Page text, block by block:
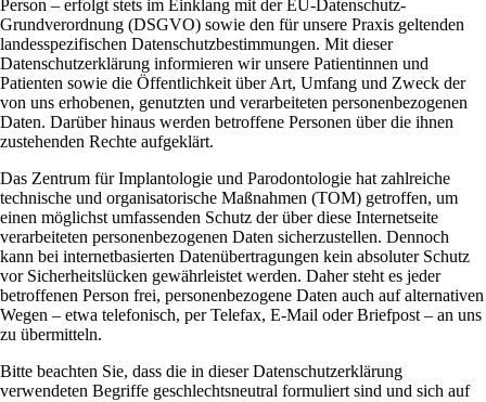
Person – erfolgt stets im Einklang mit der EU-Datenschutz-
Grundverordnung (DSGVO) sowie den für unsere Praxis geltenden
landesspezifischen Datenschutzbestimmungen. Mit dieser
Datenschutzerklärung informieren wir unsere Patientinnen und
Patienten sowie die Öffentlichkeit über Art, Umfang und Zweck der
von uns erhobenen, genutzten und verarbeiteten personenbezogenen
Daten. Darüber hinaus werden betroffene Personen über die ihnen
zustehenden Rechte aufgeklärt.
Das Zentrum für Implantologie und Parodontologie hat zahlreiche
technische und organisatorische Maßnahmen (TOM) getroffen, um
einen möglichst umfassenden Schutz der über diese Internetseite
verarbeiteten personenbezogenen Daten sicherzustellen. Dennoch
kann bei internetbasierten Datenübertragungen kein absoluter Schutz
vor Sicherheitslücken gewährleistet werden. Daher steht es jeder
betroffenen Person frei, personenbezogene Daten auch auf alternativen
Wegen – etwa telefonisch, per Telefax, E‑Mail oder Briefpost – an uns
zu übermitteln.
Bitte beachten Sie, dass die in dieser Datenschutzerklärung
verwendeten Begriffe geschlechtsneutral formuliert sind und sich auf